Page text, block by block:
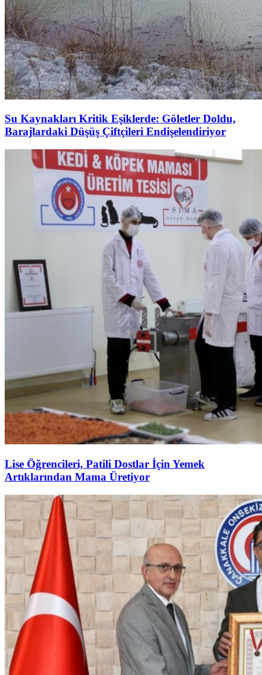
Su Kaynakları Kritik Eşiklerde: Göletler Doldu,
Barajlardaki Düşüş Çiftçileri Endişelendiriyor
Lise Öğrencileri, Patili Dostlar İçin Yemek
Artıklarından Mama Üretiyor